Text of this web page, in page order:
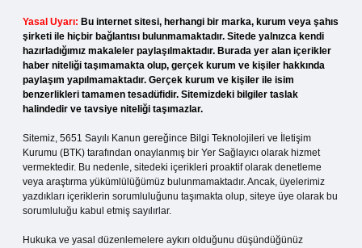
Yasal Uyarı: Bu internet sitesi, herhangi bir marka, kurum veya şahıs
şirketi ile hiçbir bağlantısı bulunmamaktadır. Sitede yalnızca kendi
hazırladığımız makaleler paylaşılmaktadır. Burada yer alan içerikler
haber niteliği taşımamakta olup, gerçek kurum ve kişiler hakkında
paylaşım yapılmamaktadır. Gerçek kurum ve kişiler ile isim
benzerlikleri tamamen tesadüfidir. Sitemizdeki bilgiler taslak
halindedir ve tavsiye niteliği taşımazlar.
Sitemiz, 5651 Sayılı Kanun gereğince Bilgi Teknolojileri ve İletişim
Kurumu (BTK) tarafından onaylanmış bir Yer Sağlayıcı olarak hizmet
vermektedir. Bu nedenle, sitedeki içerikleri proaktif olarak denetleme
veya araştırma yükümlülüğümüz bulunmamaktadır. Ancak, üyelerimiz
yazdıkları içeriklerin sorumluluğunu taşımakta olup, siteye üye olarak bu
sorumluluğu kabul etmiş sayılırlar.
Hukuka ve yasal düzenlemelere aykırı olduğunu düşündüğünüz